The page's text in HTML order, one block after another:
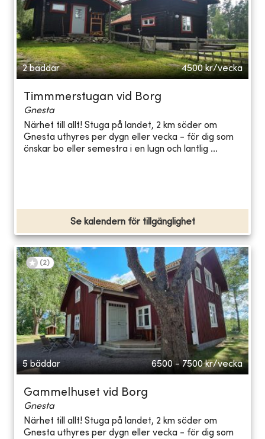
2 bäddar 4500 kr/vecka
Timmmerstugan vid Borg
Gnesta
Närhet till allt! Stuga på landet, 2 km söder om
Gnesta uthyres per dygn eller vecka - för dig som
önskar bo eller semestra i en lugn och lantlig ...
Se kalendern för tillgänglighet
(2)
5 bäddar 6500 - 7500 kr/vecka
Gammelhuset vid Borg
Gnesta
Närhet till allt! Stuga på landet, 2 km söder om
Gnesta uthyres per dygn eller vecka - för dig som